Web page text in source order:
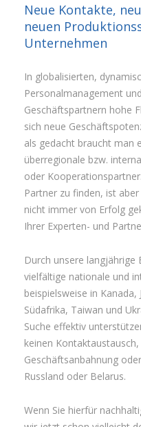
Neue Kontakte,
neuen
Unternehmen
In globalisierten,
Personalmanagement
Geschäftspartnern hohe
sich neue
als gedacht braucht man
überregionale bzw.
oder
Partner zu finden, ist
nicht immer von Erfolg
Ihrer Experten- und
Durch unsere
vielfältige nationale und
beispielsweise in
Südafrika, Taiwan und
Suche effektiv
keinen
Geschäftsanbahnung
Russland oder Belarus.
Wenn Sie hierfür